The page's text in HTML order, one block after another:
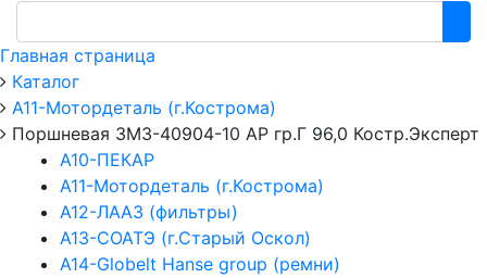
Главная страница
Каталог
А11-Мотордеталь (г.Кострома)
Поршневая ЗМЗ-40904-10 АР гр.Г 96,0 Костр.Эксперт
А10-ПЕКАР
А11-Мотордеталь (г.Кострома)
А12-ЛААЗ (фильтры)
А13-СОАТЭ (г.Старый Оскол)
А14-Globelt Hanse group (ремни)